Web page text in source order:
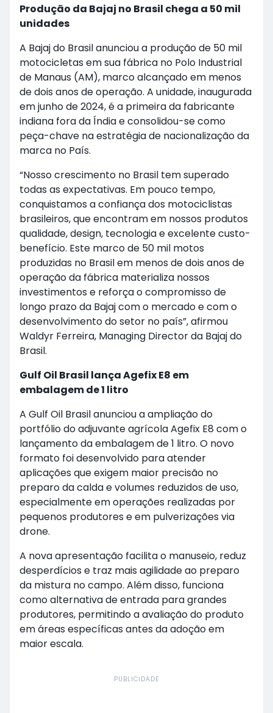
Produção da Bajaj no Brasil chega a 50 mil
unidades
A Bajaj do Brasil anunciou a produção de 50 mil
motocicletas em sua fábrica no Polo Industrial
de Manaus (AM), marco alcançado em menos
de dois anos de operação. A unidade, inaugurada
em junho de 2024, é a primeira da fabricante
indiana fora da Índia e consolidou-se como
peça-chave na estratégia de nacionalização da
marca no País.
“Nosso crescimento no Brasil tem superado
todas as expectativas. Em pouco tempo,
conquistamos a confiança dos motociclistas
brasileiros, que encontram em nossos produtos
qualidade, design, tecnologia e excelente custo-
benefício. Este marco de 50 mil motos
produzidas no Brasil em menos de dois anos de
operação da fábrica materializa nossos
investimentos e reforça o compromisso de
longo prazo da Bajaj com o mercado e com o
desenvolvimento do setor no país”, afirmou
Waldyr Ferreira, Managing Director da Bajaj do
Brasil.
Gulf Oil Brasil lança Agefix E8 em
embalagem de 1 litro
A Gulf Oil Brasil anunciou a ampliação do
portfólio do adjuvante agrícola Agefix E8 com o
lançamento da embalagem de 1 litro. O novo
formato foi desenvolvido para atender
aplicações que exigem maior precisão no
preparo da calda e volumes reduzidos de uso,
especialmente em operações realizadas por
pequenos produtores e em pulverizações via
drone.
A nova apresentação facilita o manuseio, reduz
desperdícios e traz mais agilidade ao preparo
da mistura no campo. Além disso, funciona
como alternativa de entrada para grandes
produtores, permitindo a avaliação do produto
em áreas específicas antes da adoção em
maior escala.
PUBLICIDADE